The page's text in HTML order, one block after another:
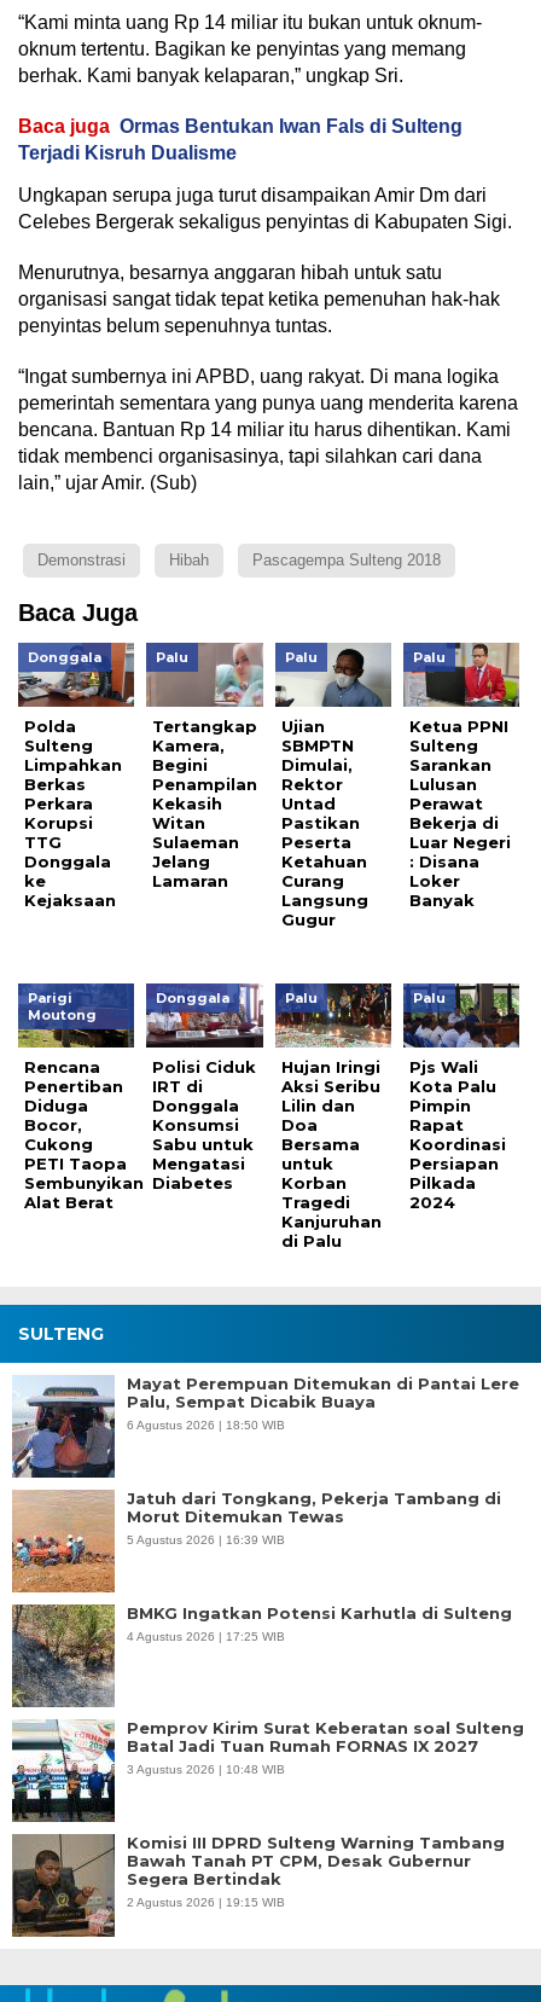
“Kami minta uang Rp 14 miliar itu bukan untuk oknum-
oknum tertentu. Bagikan ke penyintas yang memang
berhak. Kami banyak kelaparan,” ungkap Sri.
Baca juga Ormas Bentukan Iwan Fals di Sulteng
Terjadi Kisruh Dualisme
Ungkapan serupa juga turut disampaikan Amir Dm dari
Celebes Bergerak sekaligus penyintas di Kabupaten Sigi.
Menurutnya, besarnya anggaran hibah untuk satu
organisasi sangat tidak tepat ketika pemenuhan hak-hak
penyintas belum sepenuhnya tuntas.
“Ingat sumbernya ini APBD, uang rakyat. Di mana logika
pemerintah sementara yang punya uang menderita karena
bencana. Bantuan Rp 14 miliar itu harus dihentikan. Kami
tidak membenci organisasinya, tapi silahkan cari dana
lain,” ujar Amir. (Sub)
Demonstrasi Hibah Pascagempa Sulteng 2018
Baca Juga
Donggala
Polda
Sulteng
Limpahkan
Berkas
Perkara
Korupsi
TTG
Donggala
ke
Kejaksaan
Palu
Tertangkap
Kamera,
Begini
Penampilan
Kekasih
Witan
Sulaeman
Jelang
Lamaran
Palu
Ujian
SBMPTN
Dimulai,
Rektor
Untad
Pastikan
Peserta
Ketahuan
Curang
Langsung
Gugur
Palu
Ketua PPNI
Sulteng
Sarankan
Lulusan
Perawat
Bekerja di
Luar Negeri
: Disana
Loker
Banyak
Parigi
Moutong
Rencana
Penertiban
Diduga
Bocor,
Cukong
PETI Taopa
Sembunyikan
Alat Berat
Donggala
Polisi Ciduk
IRT di
Donggala
Konsumsi
Sabu untuk
Mengatasi
Diabetes
Palu
Hujan Iringi
Aksi Seribu
Lilin dan
Doa
Bersama
untuk
Korban
Tragedi
Kanjuruhan
di Palu
Palu
Pjs Wali
Kota Palu
Pimpin
Rapat
Koordinasi
Persiapan
Pilkada
2024
SULTENG
Mayat Perempuan Ditemukan di Pantai Lere
Palu, Sempat Dicabik Buaya
6 Agustus 2026 | 18:50 WIB
Jatuh dari Tongkang, Pekerja Tambang di
Morut Ditemukan Tewas
5 Agustus 2026 | 16:39 WIB
BMKG Ingatkan Potensi Karhutla di Sulteng
4 Agustus 2026 | 17:25 WIB
Pemprov Kirim Surat Keberatan soal Sulteng
Batal Jadi Tuan Rumah FORNAS IX 2027
3 Agustus 2026 | 10:48 WIB
Komisi III DPRD Sulteng Warning Tambang
Bawah Tanah PT CPM, Desak Gubernur
Segera Bertindak
2 Agustus 2026 | 19:15 WIB